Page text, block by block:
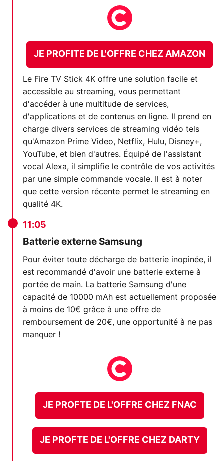
JE PROFITE DE L'OFFRE CHEZ AMAZON
Le Fire TV Stick 4K offre une solution facile et
accessible au streaming, vous permettant
d'accéder à une multitude de services,
d'applications et de contenus en ligne. Il prend en
charge divers services de streaming vidéo tels
qu'Amazon Prime Video, Netflix, Hulu, Disney+,
YouTube, et bien d'autres. Équipé de l'assistant
vocal Alexa, il simplifie le contrôle de vos activités
par une simple commande vocale. Il est à noter
que cette version récente permet le streaming en
qualité 4K.
11:05
Batterie externe Samsung
Pour éviter toute décharge de batterie inopinée, il
est recommandé d'avoir une batterie externe à
portée de main. La batterie Samsung d'une
capacité de 10000 mAh est actuellement proposée
à moins de 10€ grâce à une offre de
remboursement de 20€, une opportunité à ne pas
manquer !
JE PROFTE DE L'OFFRE CHEZ FNAC
JE PROFTE DE L'OFFRE CHEZ DARTY